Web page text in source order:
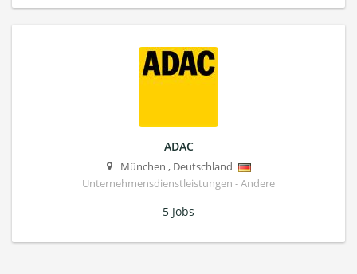
ADAC
München , Deutschland
Unternehmensdienstleistungen - Andere
5 Jobs